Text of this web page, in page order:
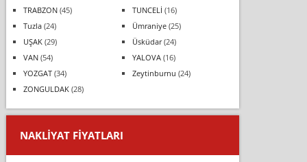
TRABZON(45) TUNCELİ (16)
Tuzla(24) Ümraniye(25)
UŞAK(29) Üsküdar(24)
VAN(54) YALOVA(16)
YOZGAT(34) Zeytinburnu (24)
ZONGULDAK(28)
NAKLIYAT FIYATLARI